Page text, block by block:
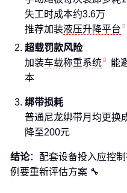
失工时成本约3.6万
推荐加装液压升降平台
超载罚款风险
加装车载称重系统
能
本
绑带损耗
普通尼龙绑带月均更换
降至200元
结论：配套设备投入应控
例要重新评估方案 🔧